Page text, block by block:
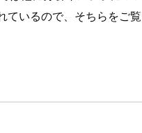
ているので、そちらをご覧